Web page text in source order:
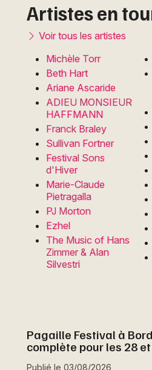
Artistes en
Voir tous les artistes
Michèle Torr
Beth Hart
Ariane Ascaride
ADIEU MONSIEUR
HAFFMANN
Franck Braley
Sullivan Fortner
Festival Sons
d'Hiver
Marie-Claude
Pietragalla
PJ Morton
Ezhel
The Music of Hans
Zimmer & Alan
Silvestri
Pagaille Festival à
complète pour les 28
Publié le 03/08/2026